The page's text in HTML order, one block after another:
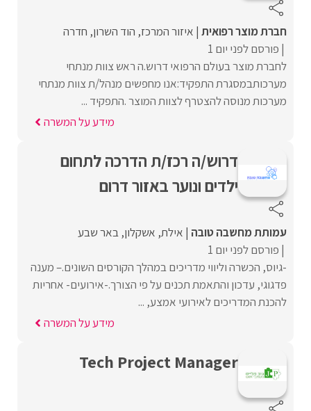
חברת מוצר רפואית איזור המרכז הוד השרון חדרה
פורסם לפני יום 1
לחברת מוצר בעולם הרפואי דרוש.ה ראש צוות מנתחי
מערכותבמסגרת התפקיד:אנו מחפשים מנהל/ת צוות מנתחי
מערכות מנוסה להצטרף לצוות המוצר .התפקיד ...
מידע על המשרה
דרוש/ה רכז/ת הדרכה לתחום
ילדים ונוער באזור דרום
עמותת מחשבה טובה אילת אשקלון באר שבע
פורסם לפני יום 1
-גיוס, הכשרה וליווי מדריכים במהלך הקורסים השונים.– מענה
פדגוגי, עדכון והתאמת תכנים על פי הצורך.-אירועים- אחריות
להכנת המדריכים לאירועי אמצע, ...
מידע על המשרה
Tech Project Manager